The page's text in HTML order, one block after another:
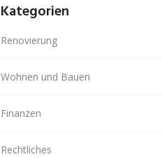
Kategorien
Renovierung
Wohnen und Bauen
Finanzen
Rechtliches